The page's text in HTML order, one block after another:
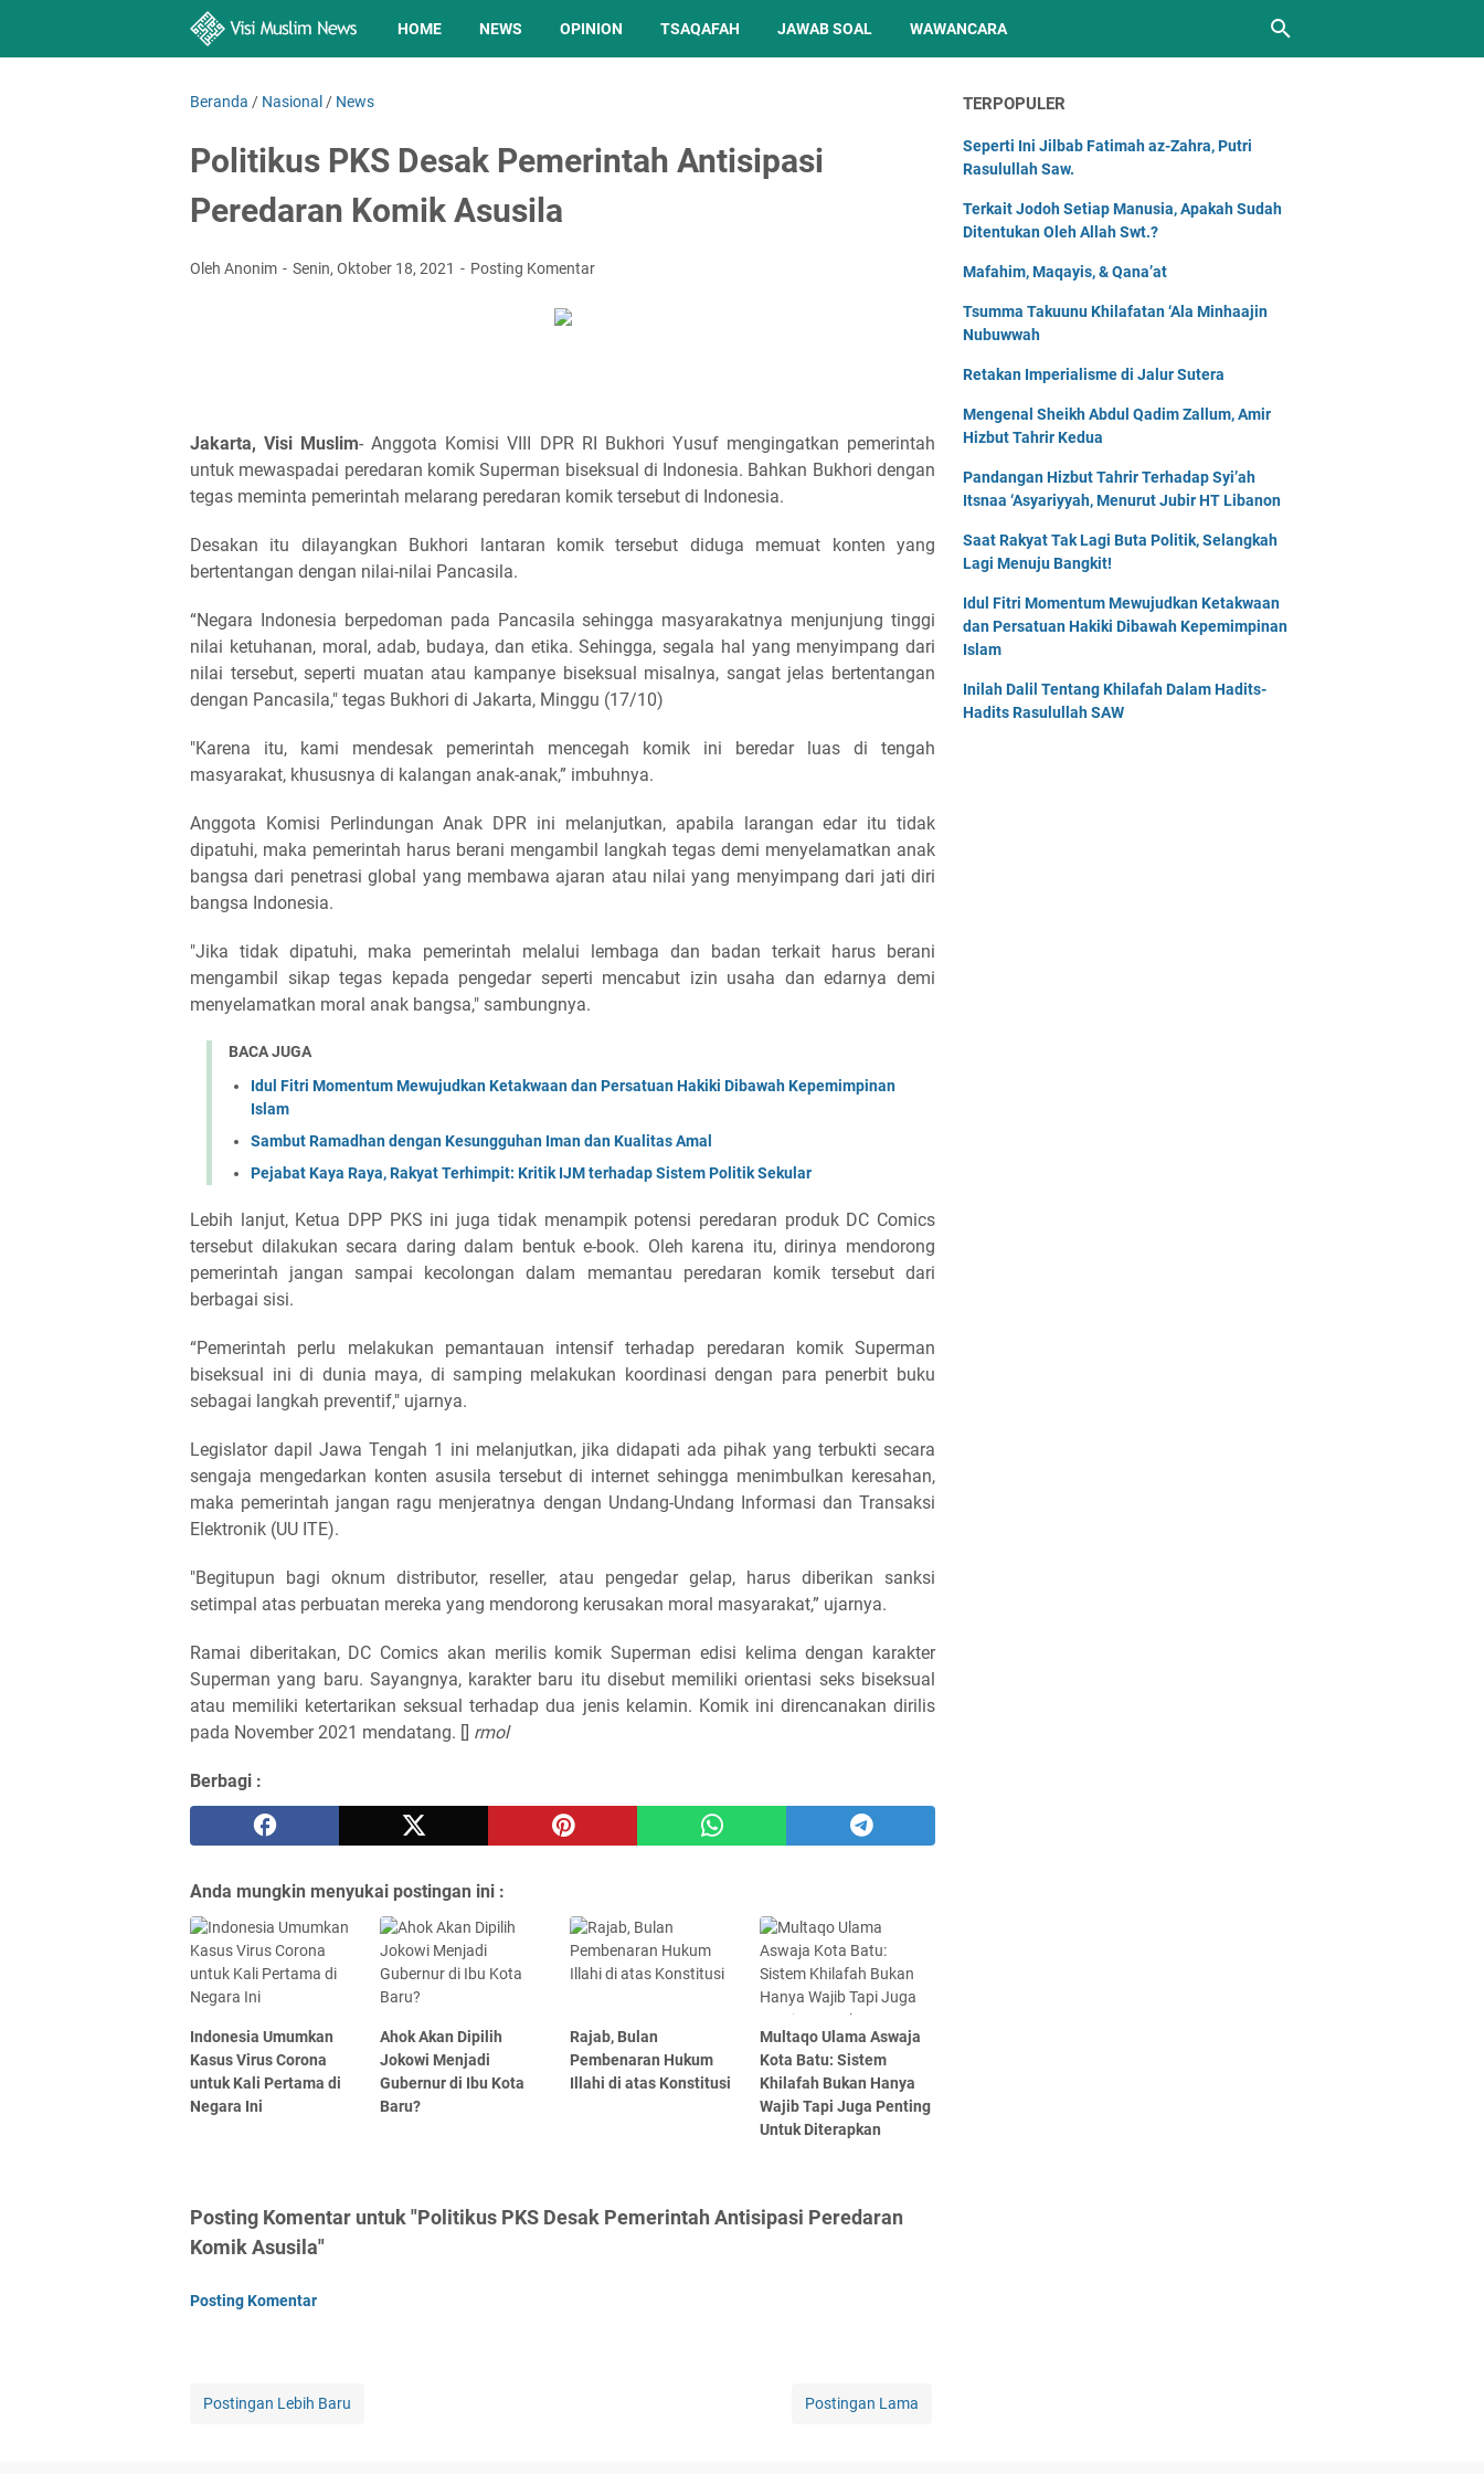
HOME NEWS OPINION TSAQAFAH JAWAB SOAL WAWANCARA
Beranda / Nasional / News
Politikus PKS Desak Pemerintah Antisipasi
Peredaran Komik Asusila
Oleh Anonim Senin, Oktober 18, 2021 Posting Komentar
Jakarta, Visi Muslim- Anggota Komisi VIII DPR RI Bukhori Yusuf mengingatkan pemerintah
untuk mewaspadai peredaran komik Superman biseksual di Indonesia. Bahkan Bukhori dengan
tegas meminta pemerintah melarang peredaran komik tersebut di Indonesia.
Desakan itu dilayangkan Bukhori lantaran komik tersebut diduga memuat konten yang
bertentangan dengan nilai-nilai Pancasila.
“Negara Indonesia berpedoman pada Pancasila sehingga masyarakatnya menjunjung tinggi
nilai ketuhanan, moral, adab, budaya, dan etika. Sehingga, segala hal yang menyimpang dari
nilai tersebut, seperti muatan atau kampanye biseksual misalnya, sangat jelas bertentangan
dengan Pancasila," tegas Bukhori di Jakarta, Minggu (17/10)
"Karena itu, kami mendesak pemerintah mencegah komik ini beredar luas di tengah
masyarakat, khususnya di kalangan anak-anak,” imbuhnya.
Anggota Komisi Perlindungan Anak DPR ini melanjutkan, apabila larangan edar itu tidak
dipatuhi, maka pemerintah harus berani mengambil langkah tegas demi menyelamatkan anak
bangsa dari penetrasi global yang membawa ajaran atau nilai yang menyimpang dari jati diri
bangsa Indonesia.
"Jika tidak dipatuhi, maka pemerintah melalui lembaga dan badan terkait harus berani
mengambil sikap tegas kepada pengedar seperti mencabut izin usaha dan edarnya demi
menyelamatkan moral anak bangsa," sambungnya.
BACA JUGA
Idul Fitri Momentum Mewujudkan Ketakwaan dan Persatuan Hakiki Dibawah Kepemimpinan
Islam
Sambut Ramadhan dengan Kesungguhan Iman dan Kualitas Amal
Pejabat Kaya Raya, Rakyat Terhimpit: Kritik IJM terhadap Sistem Politik Sekular
Lebih lanjut, Ketua DPP PKS ini juga tidak menampik potensi peredaran produk DC Comics
tersebut dilakukan secara daring dalam bentuk e-book. Oleh karena itu, dirinya mendorong
pemerintah jangan sampai kecolongan dalam memantau peredaran komik tersebut dari
berbagai sisi.
“Pemerintah perlu melakukan pemantauan intensif terhadap peredaran komik Superman
biseksual ini di dunia maya, di samping melakukan koordinasi dengan para penerbit buku
sebagai langkah preventif," ujarnya.
Legislator dapil Jawa Tengah 1 ini melanjutkan, jika didapati ada pihak yang terbukti secara
sengaja mengedarkan konten asusila tersebut di internet sehingga menimbulkan keresahan,
maka pemerintah jangan ragu menjeratnya dengan Undang-Undang Informasi dan Transaksi
Elektronik (UU ITE).
"Begitupun bagi oknum distributor, reseller, atau pengedar gelap, harus diberikan sanksi
setimpal atas perbuatan mereka yang mendorong kerusakan moral masyarakat,” ujarnya.
Ramai diberitakan, DC Comics akan merilis komik Superman edisi kelima dengan karakter
Superman yang baru. Sayangnya, karakter baru itu disebut memiliki orientasi seks biseksual
atau memiliki ketertarikan seksual terhadap dua jenis kelamin. Komik ini direncanakan dirilis
pada November 2021 mendatang. [] rmol
Berbagi :
Anda mungkin menyukai postingan ini :
Indonesia Umumkan
Kasus Virus Corona
untuk Kali Pertama di
Negara Ini
Ahok Akan Dipilih
Jokowi Menjadi
Gubernur di Ibu Kota
Baru?
Rajab, Bulan
Pembenaran Hukum
Illahi di atas Konstitusi
Multaqo Ulama Aswaja
Kota Batu: Sistem
Khilafah Bukan Hanya
Wajib Tapi Juga Penting
Untuk Diterapkan
Posting Komentar untuk "Politikus PKS Desak Pemerintah Antisipasi Peredaran
Komik Asusila"
Posting Komentar
Postingan Lebih Baru Postingan Lama
TERPOPULER
Seperti Ini Jilbab Fatimah az-Zahra, Putri
Rasulullah Saw.
Terkait Jodoh Setiap Manusia, Apakah Sudah
Ditentukan Oleh Allah Swt.?
Mafahim, Maqayis, & Qana’at
Tsumma Takuunu Khilafatan ‘Ala Minhaajin
Nubuwwah
Retakan Imperialisme di Jalur Sutera
Mengenal Sheikh Abdul Qadim Zallum, Amir
Hizbut Tahrir Kedua
Pandangan Hizbut Tahrir Terhadap Syi’ah
Itsnaa ‘Asyariyyah, Menurut Jubir HT Libanon
Saat Rakyat Tak Lagi Buta Politik, Selangkah
Lagi Menuju Bangkit!
Idul Fitri Momentum Mewujudkan Ketakwaan
dan Persatuan Hakiki Dibawah Kepemimpinan
Islam
Inilah Dalil Tentang Khilafah Dalam Hadits-
Hadits Rasulullah SAW